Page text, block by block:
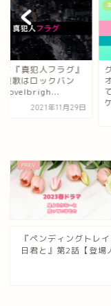
マ『真犯人フラグ』
題歌はロックバン
Novelbrigh...
2021年11月29日
『ペンディングトレ
日君と』第2話【登場